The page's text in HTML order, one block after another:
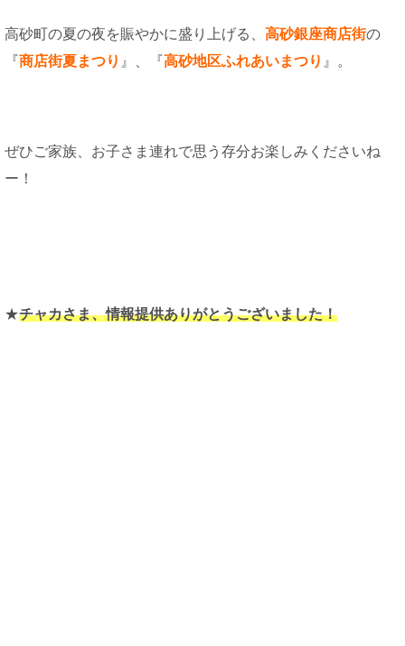
高砂町の夏の夜を賑やかに盛り上げる、 高砂銀座商店街の
『商店街夏まつり 』、『高砂地区ふれあいまつり 』。
ぜひご家族、お子さま連れで思う存分お楽しみくださいね
ー！
★チャカさま、情報提供ありがとうございました！